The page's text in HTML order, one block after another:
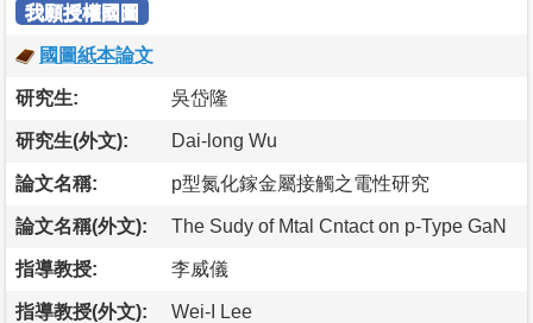
我願授權國圖
國圖紙本論文
研究生: 吳岱隆
研究生(外文): Dai-long Wu
論文名稱: p型氮化鎵金屬接觸之電性研究
論文名稱(外文): The Sudy of Mtal Cntact on p-Type GaN
指導教授: 李威儀
指導教授(外文): Wei-I Lee